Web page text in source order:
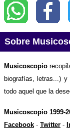
Sobre
Musicoscopio
biografías, letras...)
todo aquel que la
Musicoscopio 1999-
Facebook - Twitter -